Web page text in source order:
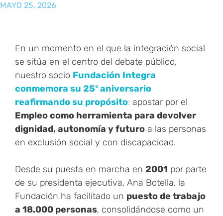
MAYO 25, 2026
En un momento en el que la integración social
se sitúa en el centro del debate público,
nuestro socio Fundación Integra
conmemora su 25º aniversario
reafirmando su propósito: apostar por el
Empleo como herramienta para devolver
dignidad, autonomía y futuro a las personas
en exclusión social y con discapacidad.
Desde su puesta en marcha en 2001 por parte
de su presidenta ejecutiva, Ana Botella, la
Fundación ha facilitado un puesto de trabajo
a 18.000 personas, consolidándose como un